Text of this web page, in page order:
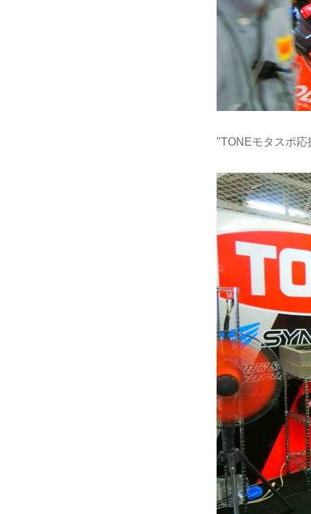
"TONEモタスポ応